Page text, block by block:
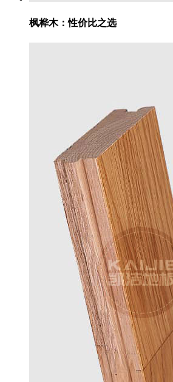
枫桦木：性价比之选